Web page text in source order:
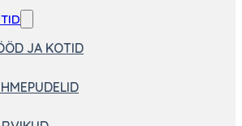
JA KOTID